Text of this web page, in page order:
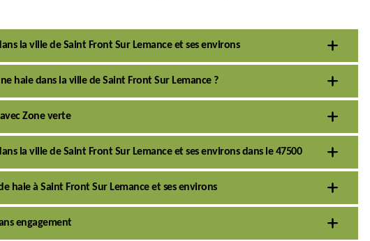
la ville de Saint Front Sur Lemance et ses environs
haie dans la ville de Saint Front Sur Lemance ?
Zone verte
la ville de Saint Front Sur Lemance et ses environs dans le 47500
haie à Saint Front Sur Lemance et ses environs
engagement